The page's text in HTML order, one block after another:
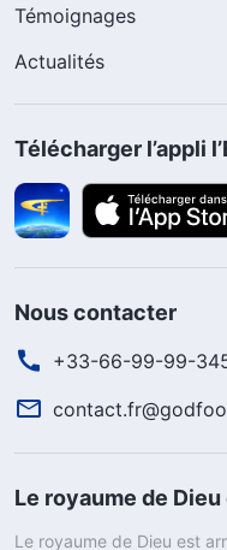
Témoignages
Actualités
Télécharger l’appli
Nous contacter
+33-66-99-99-
Le royaume de
Le royaume de Dieu est